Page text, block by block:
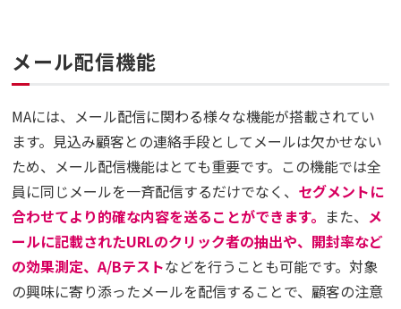
メール配信機能
MAには、メール配信に関わる様々な機能が搭載されてい
ます。見込み顧客との連絡手段としてメールは欠かせない
ため、メール配信機能はとても重要です。この機能では全
員に同じメールを一斉配信するだけでなく、 セグメントに
合わせてより的確な内容を送ることができます。 また、 メ
ールに記載されたURLのクリック者の抽出や、開封率など
の効果測定、A/Bテストなどを行うことも可能です。対象
の興味に寄り添ったメールを配信することで、顧客の注意